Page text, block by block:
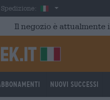
Spedizione: Italia
Il negozio è attualmente
Nuovi successi